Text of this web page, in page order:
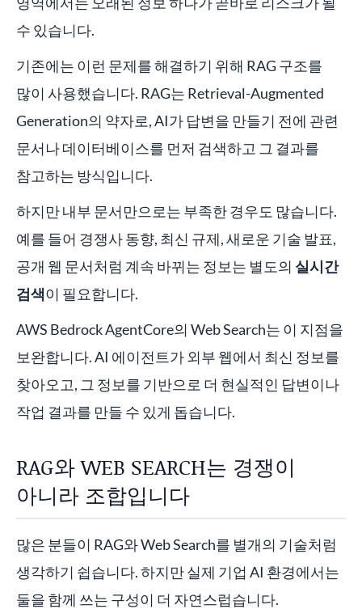
수 있습니다.
기존에는 이런 문제를 해결하기 위해 RAG 구조를
많이 사용했습니다. RAG는 Retrieval-Augmented
Generation의 약자로, AI가 답변을 만들기 전에 관련
문서나 데이터베이스를 먼저 검색하고 그 결과를
참고하는 방식입니다.
하지만 내부 문서만으로는 부족한 경우도 많습니다.
예를 들어 경쟁사 동향, 최신 규제, 새로운 기술 발표,
공개 웹 문서처럼 계속 바뀌는 정보는 별도의 실시간
검색이 필요합니다.
AWS Bedrock AgentCore의 Web Search는 이 지점을
보완합니다. AI 에이전트가 외부 웹에서 최신 정보를
찾아오고, 그 정보를 기반으로 더 현실적인 답변이나
작업 결과를 만들 수 있게 돕습니다.
RAG와 WEB SEARCH는 경쟁이
아니라 조합입니다
많은 분들이 RAG와 Web Search를 별개의 기술처럼
생각하기 쉽습니다. 하지만 실제 기업 AI 환경에서는
둘을 함께 쓰는 구성이 더 자연스럽습니다.